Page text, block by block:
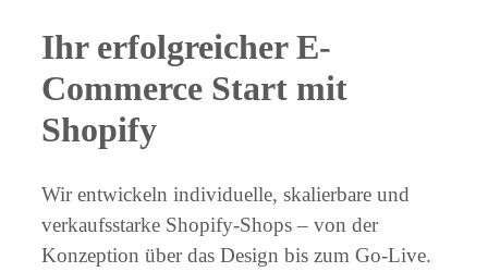
Ihr erfolgreicher E-
Commerce Start mit
Shopify
Wir entwickeln individuelle, skalierbare und
verkaufsstarke Shopify-Shops – von der
Konzeption über das Design bis zum Go-Live.